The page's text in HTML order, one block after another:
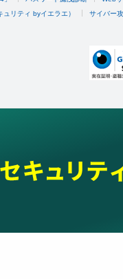
リティ byイエラエ） サイバー